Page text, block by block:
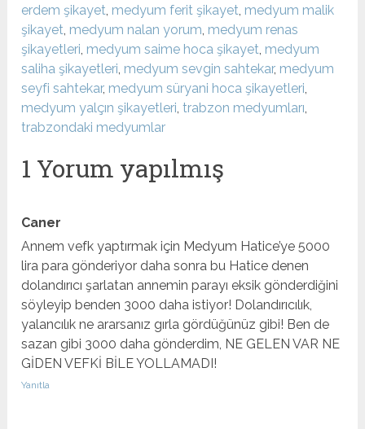
erdem şikayet, medyum ferit şikayet, medyum malik
şikayet, medyum nalan yorum, medyum renas
şikayetleri, medyum saime hoca şikayet, medyum
saliha şikayetleri, medyum sevgin sahtekar, medyum
seyfi sahtekar, medyum süryani hoca şikayetleri,
medyum yalçın şikayetleri,trabzon medyumları,
trabzondaki medyumlar
1 Yorum yapılmış
Caner
Annem vefk yaptırmak için Medyum Hatice’ye 5000
lira para gönderiyor daha sonra bu Hatice denen
dolandırıcı şarlatan annemin parayı eksik gönderdiğini
söyleyip benden 3000 daha istiyor! Dolandırıcılık,
yalancılık ne ararsanız gırla gördüğünüz gibi! Ben de
sazan gibi 3000 daha gönderdim, NE GELEN VAR NE
GİDEN VEFKİ BİLE YOLLAMADI!
Yanıtla